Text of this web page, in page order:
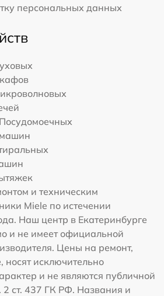
персональных данных
Посудомоечных
машин
и техническим
Miele по истечении
Наш центр в Екатеринбурге
и не имеет официальной
Цены на ремонт,
носят исключительно
и не являются публичной
2 ст. 437 ГК РФ. Названия и